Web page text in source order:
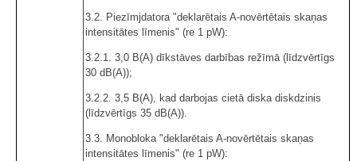
3.2. Piezīmjdatora "deklarētais A-novērtētais skaņas
intensitātes līmenis" (re 1 pW):
3.2.1. 3,0 B(A) dīkstāves darbības režīmā (līdzvērtīgs
30 dB(A));
3.2.2. 3,5 B(A), kad darbojas cietā diska diskdzinis
(līdzvērtīgs 35 dB(A)).
3.3. Monobloka "deklarētais A-novērtētais skaņas
intensitātes līmenis" (re 1 pW):